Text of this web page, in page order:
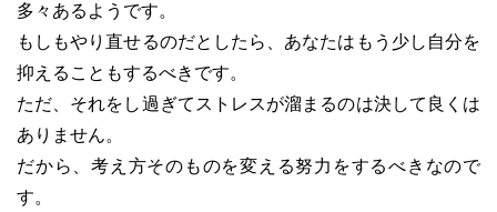
多々あるようです。
もしもやり直せるのだとしたら、あなたはもう少し自分を
抑えることもするべきです。
ただ、それをし過ぎてストレスが溜まるのは決して良くは
ありません。
だから、考え方そのものを変える努力をするべきなので
す。